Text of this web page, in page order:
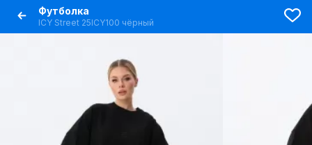
Футболка
ICY Street 25ICY100 чёрный